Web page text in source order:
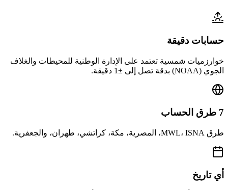
حسابات دقيقة
خوارزميات شمسية تعتمد على الإدارة الوطنية للمحيطات والغلاف
الجوي (NOAA) بدقة تصل إلى ±1 دقيقة.
7 طرق الحساب
طرق MWL، ISNA، المصرية، مكة، كراتشي، طهران، والجعفرية.
أي تاريخ